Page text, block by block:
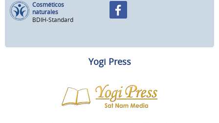
Cosméticos
naturales
BDIH-Standard
Yogi Press